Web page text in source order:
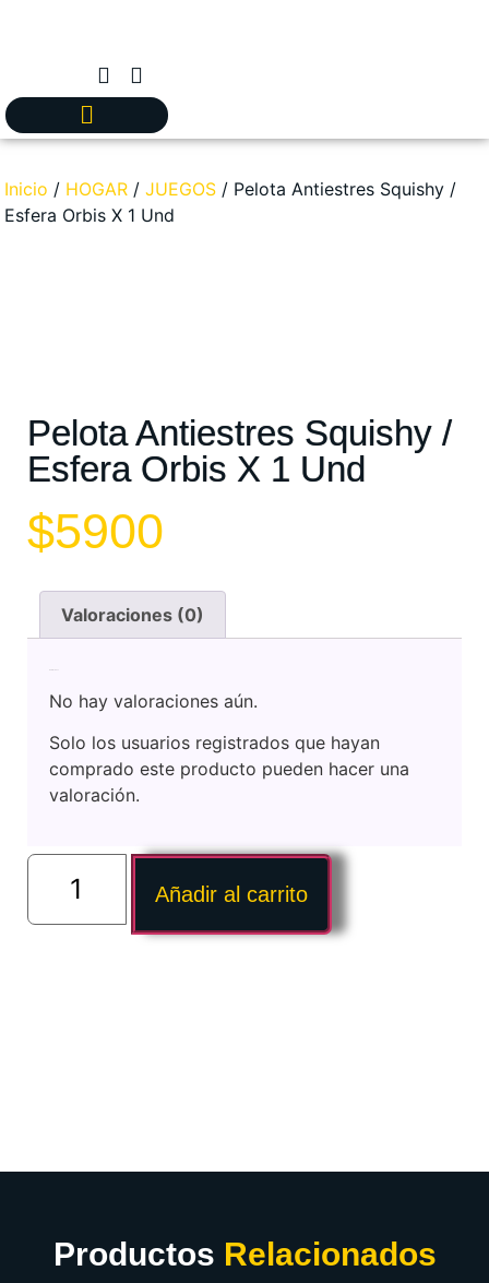
Inicio / HOGAR / JUEGOS / Pelota Antiestres Squishy /
Esfera Orbis X 1 Und
Pelota Antiestres Squishy /
Esfera Orbis X 1 Und
$5900
Valoraciones (0)
No hay valoraciones aún.
Solo los usuarios registrados que hayan
comprado este producto pueden hacer una
valoración.
Añadir al carrito
Productos Relacionados